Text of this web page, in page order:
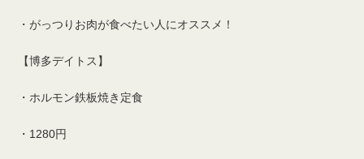
・がっつりお肉が食べたい人にオススメ！
【博多デイトス】
・ホルモン鉄板焼き定食
・1280円